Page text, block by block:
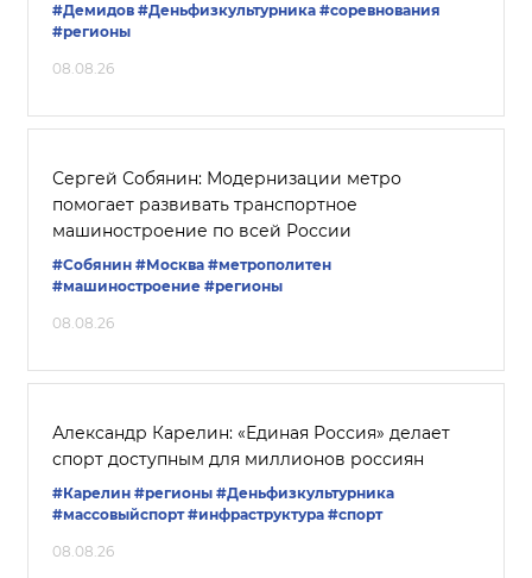
#Демидов #Деньфизкультурника #соревнования
#регионы
08.08.26
Сергей Собянин: Модернизации метро
помогает развивать транспортное
машиностроение по всей России
#Собянин #Москва #метрополитен
#машиностроение #регионы
08.08.26
Александр Карелин: «Единая Россия» делает
спорт доступным для миллионов россиян
#Карелин #регионы #Деньфизкультурника
#массовыйспорт #инфраструктура #спорт
08.08.26